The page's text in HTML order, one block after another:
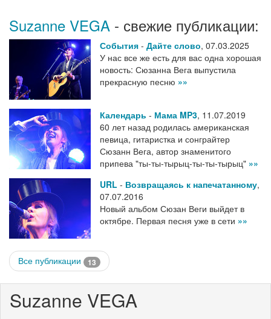
Suzanne VEGA - свежие публикации:
События - Дайте слово, 07.03.2025
У нас все же есть для вас одна хорошая
новость: Сюзанна Вега выпустила
прекрасную песню »»
Календарь - Мама MP3, 11.07.2019
60 лет назад родилась американская
певица, гитаристка и сонграйтер
Сюзанн Вега, автор знаменитого
припева "ты-ты-тырыц-ты-ты-тырыц" »»
URL - Возвращаясь к напечатанному,
07.07.2016
Новый альбом Сюзан Веги выйдет в
октябре. Первая песня уже в сети »»
Все публикации 13
Suzanne VEGA